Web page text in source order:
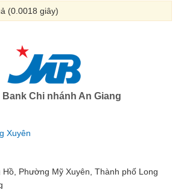
(0.0018 giây)
Bank Chi nhánh An Giang
Xuyên
Hồ, Phường Mỹ Xuyên, Thành phố Long